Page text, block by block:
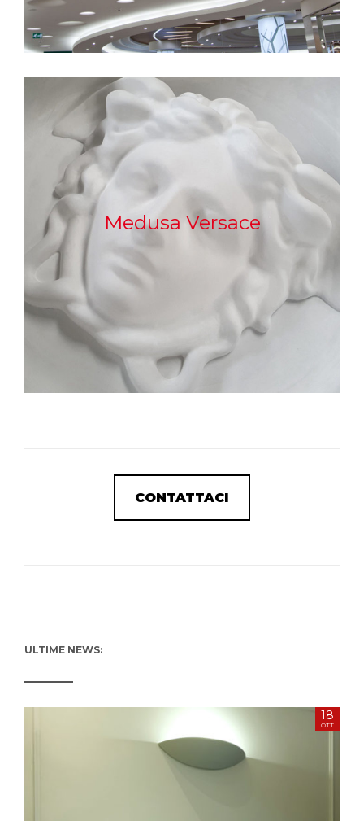
Medusa Versace
CONTATTACI
ULTIME NEWS:
18
OTT